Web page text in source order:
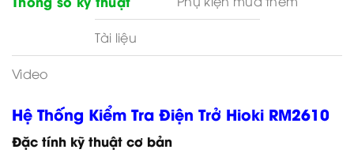
Tài liệu
Video
Hệ Thống Kiểm Tra Điện Trở Hioki RM2610
Đặc tính kỹ thuật cơ bản